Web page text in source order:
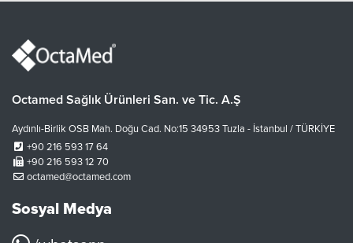
Octamed Sağlık Ürünleri San. ve Tic. A.Ş
Aydınlı-Birlik OSB Mah. Doğu Cad. No:15 34953 Tuzla - İstanbul / TÜRKİYE
+90 216 593 17 64
+90 216 593 12 70
octamed@octamed.com
Sosyal Medya